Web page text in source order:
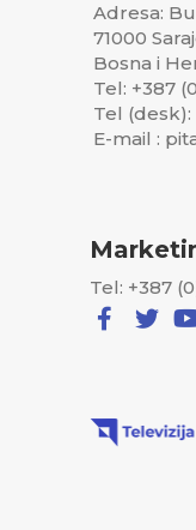
Adresa:
71000
Bosna i
Tel: +387
Tel (desk):
E-mail :
Tel: +387